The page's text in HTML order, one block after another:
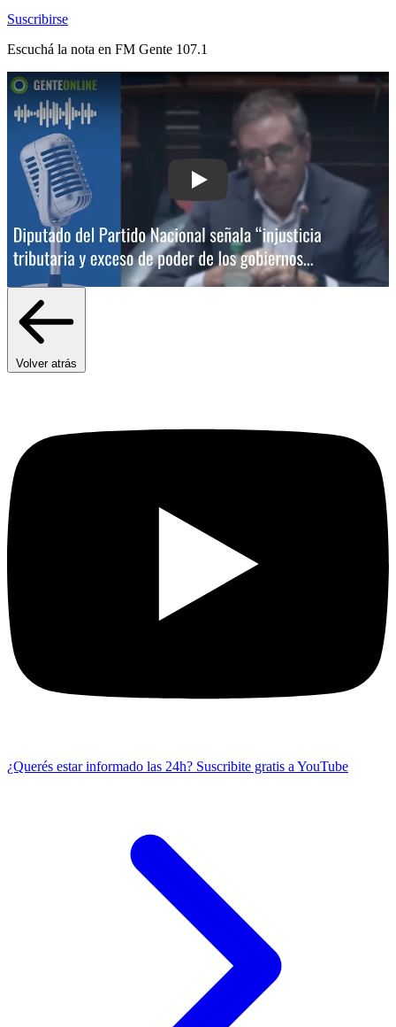
Suscribirse
Escuchá la nota en FM Gente 107.1
Play: Diputado del Partido Nacional
Volver atrás
¿Querés estar informado las 24h? Suscribite gratis a YouTube